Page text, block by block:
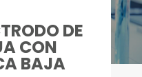
DE
CON
BAJA